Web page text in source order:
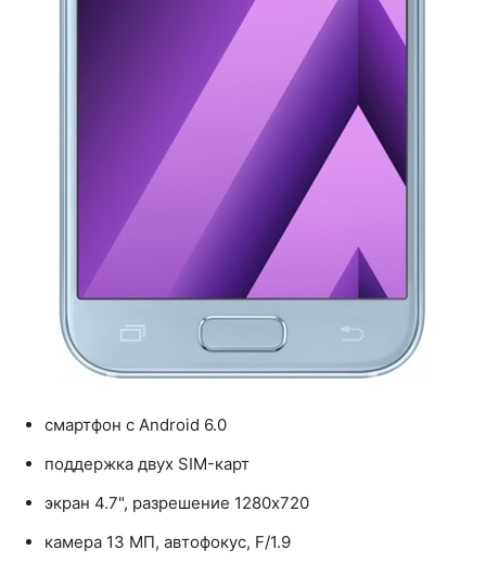
смартфон с Android 6.0
поддержка двух SIM-карт
экран 4.7", разрешение 1280x720
камера 13 МП, автофокус, F/1.9